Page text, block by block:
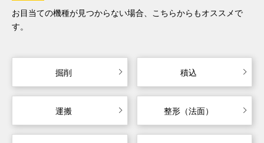
お目当ての機種が見つからない場合、こちらからもオススメで
す。
掘削 積込
運搬 整形（法面）